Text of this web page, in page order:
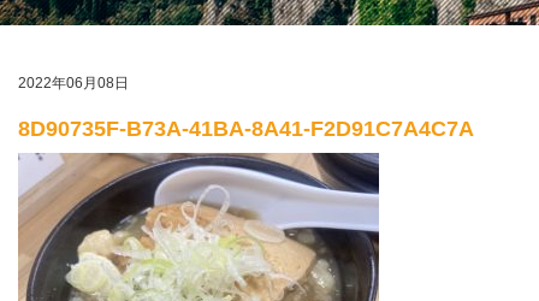
2022年06月08日
8D90735F-B73A-41BA-8A41-F2D91C7A4C7A